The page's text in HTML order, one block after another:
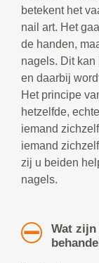
betekent het
nail art. Het
de handen,
nagels. Dit
en daarbij
Het principe
hetzelfde,
iemand
iemand
zij u beiden
nagels.
Wat